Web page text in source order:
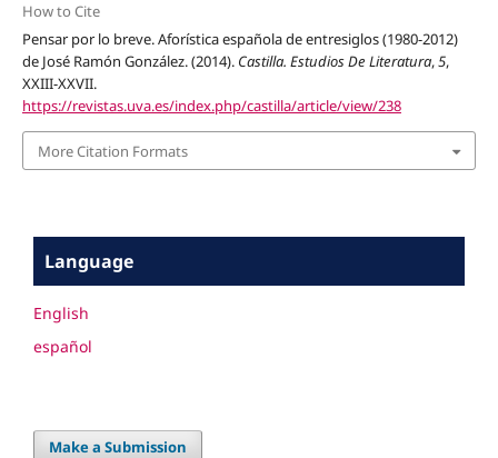
How to Cite
Pensar por lo breve. Aforística española de entresiglos (1980-2012)
de José Ramón González. (2014). Castilla. Estudios De Literatura,5,
XXIII-XXVII.
https://revistas.uva.es/index.php/castilla/article/view/238
More Citation Formats
Language
English
español
Make a Submission